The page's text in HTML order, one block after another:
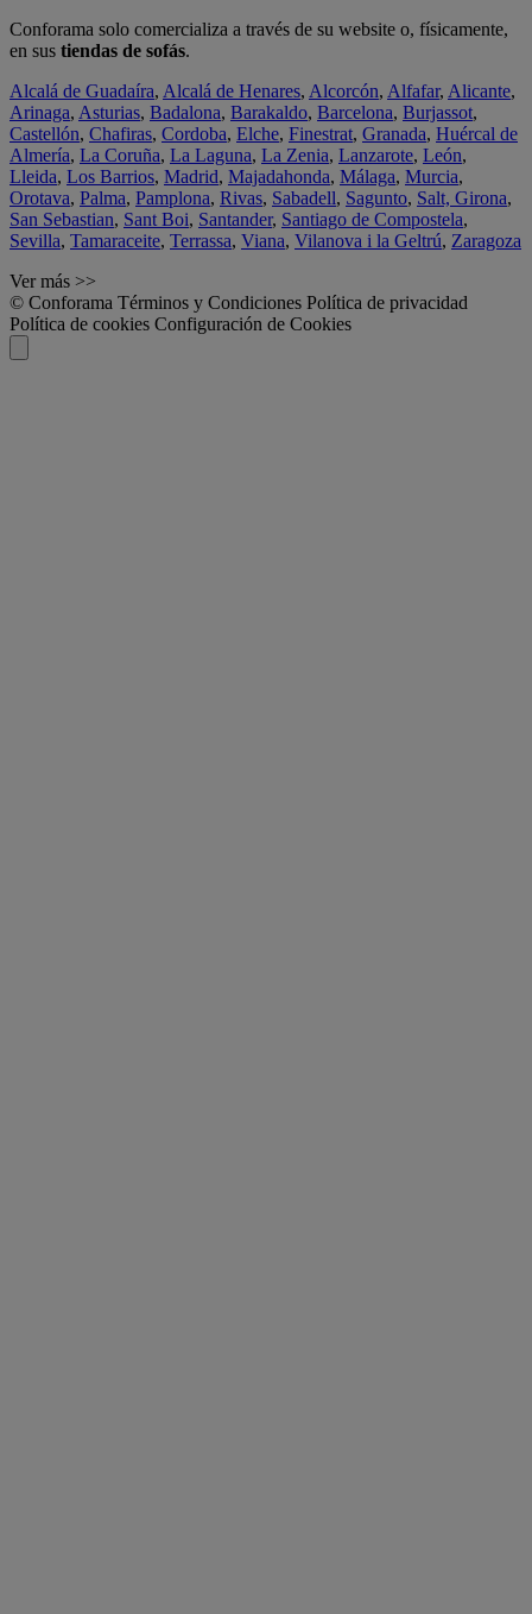
Conforama solo comercializa a través de su website o, físicamente,
en sus tiendas de sofás.
Alcalá de Guadaíra, Alcalá de Henares, Alcorcón, Alfafar, Alicante,
Arinaga, Asturias, Badalona, Barakaldo, Barcelona, Burjassot,
Castellón, Chafiras, Cordoba, Elche, Finestrat, Granada, Huércal de
Almería, La Coruña, La Laguna, La Zenia, Lanzarote, León,
Lleida, Los Barrios, Madrid, Majadahonda, Málaga, Murcia,
Orotava, Palma, Pamplona, Rivas, Sabadell, Sagunto, Salt, Girona,
San Sebastian, Sant Boi, Santander, Santiago de Compostela,
Sevilla, Tamaraceite, Terrassa, Viana, Vilanova i la Geltrú, Zaragoza
Ver más >>
© Conforama Términos y Condiciones Política de privacidad
Política de cookies Configuración de Cookies